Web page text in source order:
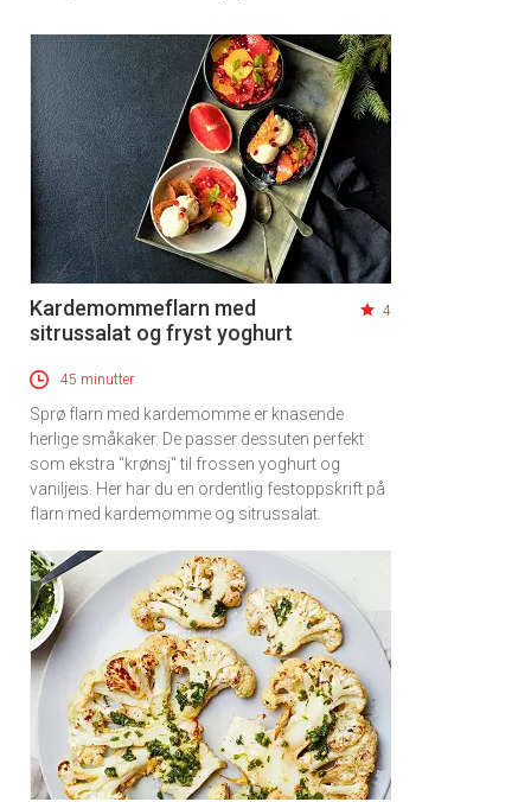
Kardemommeflarn med
sitrussalat og fryst yoghurt
4
45 minutter
Sprø flarn med kardemomme er knasende
herlige småkaker. De passer dessuten perfekt
som ekstra "krønsj" til frossen yoghurt og
vaniljeis. Her har du en ordentlig festoppskrift på
flarn med kardemomme og sitrussalat.